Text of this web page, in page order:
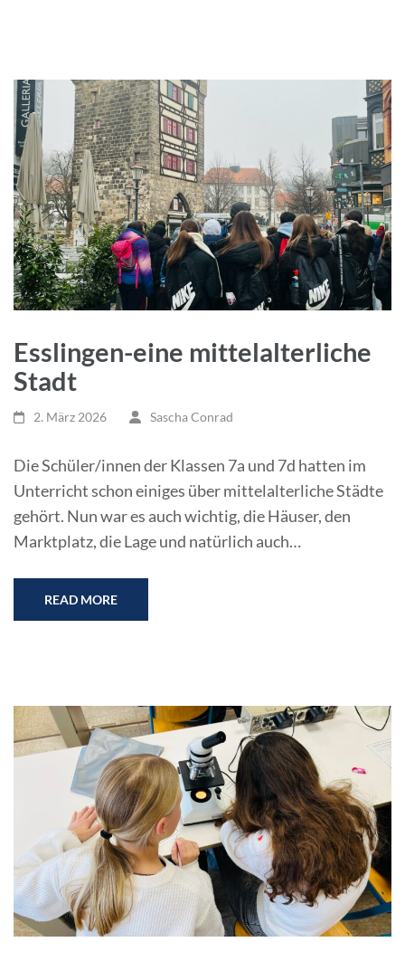
Esslingen-eine mittelalterliche
Stadt
2. März 2026 Sascha Conrad
Die Schüler/innen der Klassen 7a und 7d hatten im
Unterricht schon einiges über mittelalterliche Städte
gehört. Nun war es auch wichtig, die Häuser, den
Marktplatz, die Lage und natürlich auch…
READ MORE